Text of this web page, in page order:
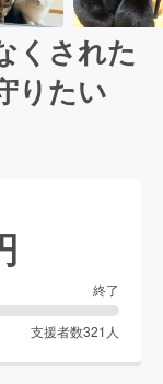
くされた
りたい
終了
支援者数321 人